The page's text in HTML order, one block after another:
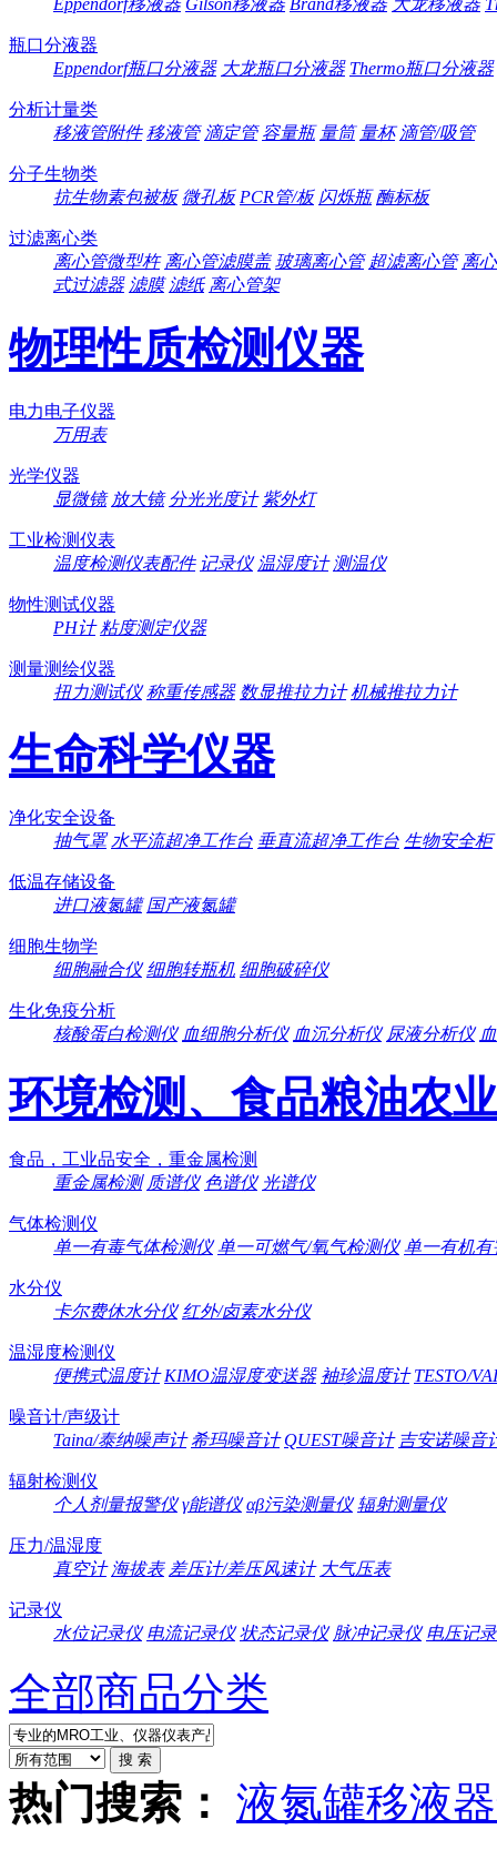
Eppendorf移液器 Gilson移液器 Brand移液器 大龙移液器
瓶口分液器
Eppendorf瓶口分液器 大龙瓶口分液器 Thermo瓶口分液器
分析计量类
移液管附件 移液管 滴定管 容量瓶 量筒 量杯 滴管/吸管
分子生物类
抗生物素包被板 微孔板 PCR管/板 闪烁瓶 酶标板
过滤离心类
离心管微型杵 离心管滤膜盖 玻璃离心管 超滤离心管 离
式过滤器 滤膜 滤纸 离心管架
物理性质检测仪器
电力电子仪器
万用表
光学仪器
显微镜 放大镜 分光光度计 紫外灯
工业检测仪表
温度检测仪表配件 记录仪 温湿度计 测温仪
物性测试仪器
PH计 粘度测定仪器
测量测绘仪器
扭力测试仪 称重传感器 数显推拉力计 机械推拉力计
生命科学仪器
净化安全设备
抽气罩 水平流超净工作台 垂直流超净工作台 生物安全柜
低温存储设备
进口液氮罐 国产液氮罐
细胞生物学
细胞融合仪 细胞转瓶机 细胞破碎仪
生化免疫分析
核酸蛋白检测仪 血细胞分析仪 血沉分析仪 尿液分析仪
环境检测、食品粮油农
食品，工业品安全，重金属检测
重金属检测 质谱仪 色谱仪 光谱仪
气体检测仪
单一有毒气体检测仪 单一可燃气/氧气检测仪 单一有机
水分仪
卡尔费休水分仪 红外/卤素水分仪
温湿度检测仪
便携式温度计 KIMO温湿度变送器 袖珍温度计 TESTO/
噪音计/声级计
Taina/泰纳噪声计 希玛噪音计 QUEST噪音计 吉安诺噪音
辐射检测仪
个人剂量报警仪 γ能谱仪 αβ污染测量仪 辐射测量仪
压力/温湿度
真空计 海拔表 差压计/差压风速计 大气压表
记录仪
水位记录仪 电流记录仪 状态记录仪 脉冲记录仪 电压记
全部商品分类
热门搜索： 液氮罐移液器